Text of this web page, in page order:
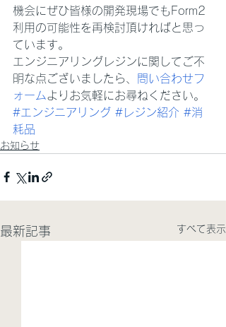
機会にぜひ皆様の開発現場でもForm2
利用の可能性を再検討頂ければと思っ
ています。
エンジニアリングレジンに関してご不
明な点ございましたら、
問い合わせフ
ォームよりお気軽にお尋ねください。
#エンジニアリング #レジン紹介 #消
耗品
お知らせ
最新記事 すべて表示